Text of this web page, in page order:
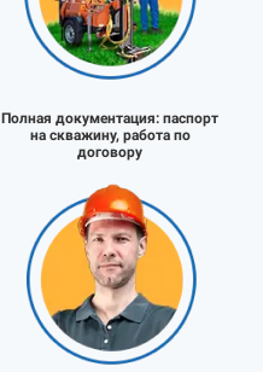
Полная документация: паспорт
на скважину, работа по
договору